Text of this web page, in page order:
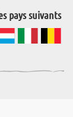
pays suivants